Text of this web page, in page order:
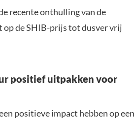
recente onthulling van de
op de SHIB-prijs tot dusver vrij
positief uitpakken voor
positieve impact hebben op een